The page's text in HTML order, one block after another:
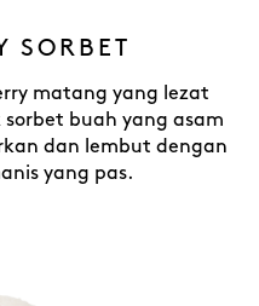
SORBET
matang yang lezat
buah yang asam
dan lembut dengan
yang pas.